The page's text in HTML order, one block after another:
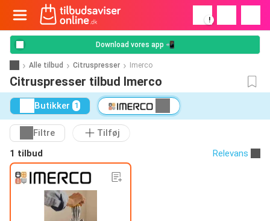
!
Download vores app 📲
Alle tilbud Citruspresser Imerco
Citruspresser tilbud Imerco
Butikker 1
Filtre
Tilføj
1 tilbud
Relevans